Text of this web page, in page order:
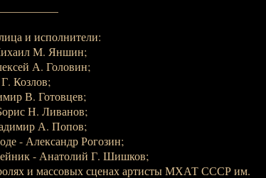
и исполнители:
М. Яншин;
А. Головин;
Козлов;
В. Готовцев;
Н. Ливанов;
А. Попов;
- Александр Рогозин;
- Анатолий Г. Шишков;
и массовых сценах артисты МХАТ СССР им.